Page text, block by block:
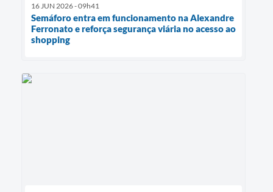
16 JUN 2026 - 09h41
Semáforo entra em funcionamento na Alexandre
Ferronato e reforça segurança viária no acesso ao
shopping